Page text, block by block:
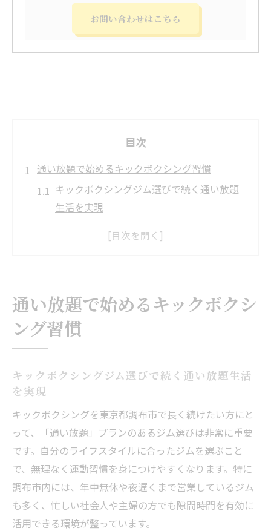
お問い合わせはこちら
目次
通い放題で始めるキックボクシング習慣
キックボクシングジム選びで続く通い放題
生活を実現
京王線沿いでキックボクシングを手軽に始
駅近ジムでストレス発散！通いやすさの秘
密
自由な時間で楽しむキックボクシング生活
ュする方法
予約不要のクラスで自由に運動できるジム
の魅力
京王線沿いのジム選びで叶う自由な時間活
用術
キックボクシングとボクササイズの違いを
通い放題で始めるキックボクシ
ング習慣
キックボクシングジム選びで続く通い放題生活
を実現
キックボクシングを東京都調布市で長く続けたい方にと
って、「通い放題」プランのあるジム選びは非常に重要
です。自分のライフスタイルに合ったジムを選ぶこと
で、無理なく運動習慣を身につけやすくなります。特に
調布市内には、年中無休や夜遅くまで営業しているジム
も多く、忙しい社会人や主婦の方でも隙間時間を有効に
活用できる環境が整っています。